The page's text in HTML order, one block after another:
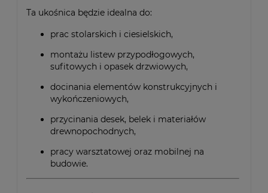
Ta ukośnica będzie idealna do:
prac stolarskich i ciesielskich,
montażu listew przypodłogowych,
sufitowych i opasek drzwiowych,
docinania elementów konstrukcyjnych i
wykończeniowych,
przycinania desek, belek i materiałów
drewnopochodnych,
pracy warsztatowej oraz mobilnej na
budowie.